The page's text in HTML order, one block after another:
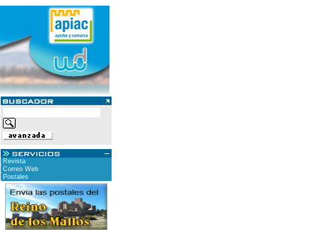
Revista
Correo Web
Postales